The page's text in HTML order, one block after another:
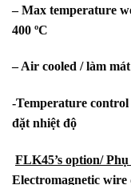
– Max temperature
400 ºC
– Air cooled / làm
-Temperature
đặt nhiệt độ
FLK45’s option/
Electromagnetic